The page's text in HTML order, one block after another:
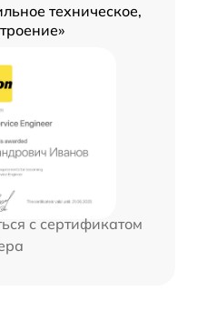
техническое,
с сертификатом